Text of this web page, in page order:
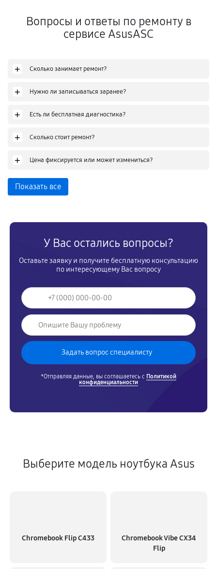
Вопросы и ответы по ремонту в
сервисе AsusASC
+ Сколько занимает ремонт?
+ Нужно ли записываться заранее?
+ Есть ли бесплатная диагностика?
+ Сколько стоит ремонт?
+ Цена фиксируется или может измениться?
Показать все
У Вас остались вопросы?
Оставьте заявку и получите бесплатную консультацию
по интересующему Вас вопросу
*Отправляя данные, вы соглашаетесь с Политикой
конфиденциальности
Выберите модель ноутбука Asus
Chromebook Flip C433
Chromebook Vibe CX34
Flip